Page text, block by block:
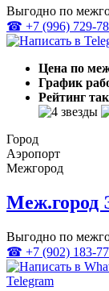
Выгодно по
☎ +7 (996) 729-
Цена по
График
Рейтинг
Город
Аэропорт
Межгород
Выгодно по
☎ +7 (902) 183-
Telegram